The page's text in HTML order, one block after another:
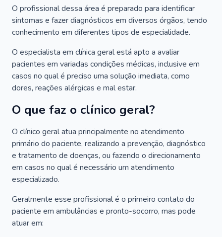
O profissional dessa área é preparado para identificar
sintomas e fazer diagnósticos em diversos órgãos, tendo
conhecimento em diferentes tipos de especialidade.
O especialista em clínica geral está apto a avaliar
pacientes em variadas condições médicas, inclusive em
casos no qual é preciso uma solução imediata, como
dores, reações alérgicas e mal estar.
O que faz o clínico geral?
O clínico geral atua principalmente no atendimento
primário do paciente, realizando a prevenção, diagnóstico
e tratamento de doenças, ou fazendo o direcionamento
em casos no qual é necessário um atendimento
especializado.
Geralmente esse profissional é o primeiro contato do
paciente em ambulâncias e pronto-socorro, mas pode
atuar em: